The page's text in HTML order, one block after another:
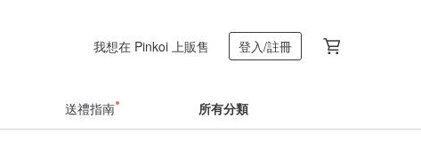
我想在 Pinkoi 上販售 登入/註冊
送禮指南 所有分類